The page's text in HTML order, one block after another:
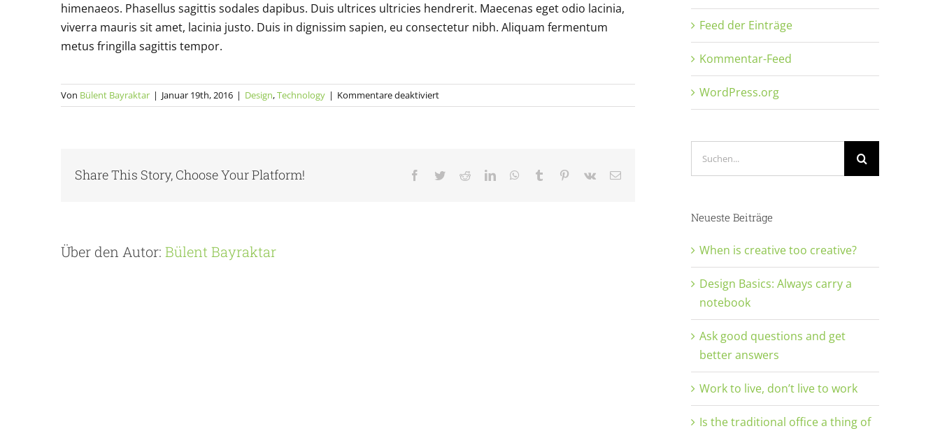
himenaeos. Phasellus sagittis sodales dapibus. Duis ultrices ultricies hendrerit. Maecenas eget odio lacinia,
viverra mauris sit amet, lacinia justo. Duis in dignissim sapien, eu consectetur nibh. Aliquam fermentum
metus fringilla sagittis tempor.
Von Bülent Bayraktar | Januar 19th, 2016 | Design,Technology | Kommentare deaktiviertfür
Aliquam
Share This Story, Choose Your Platform! Facebook
TwitterRedditLinkedInWhatsApp
Tumblr Pinterest
Vk
E-
Über den Autor: Bülent Bayraktar
Feed der Einträge
Kommentar-Feed
WordPress.org
Neueste Beiträge
When is creative too creative?
Design Basics: Always carry a
notebook
Ask good questions and get
better answers
Work to live, don’t live to work
Is the traditional office a thing of